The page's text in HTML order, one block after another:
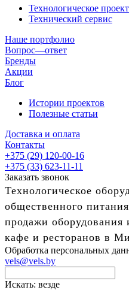
Технологическое
Технический сервис
Наше портфолио
Вопрос—ответ
Бренды
Акции
Блог
Истории проектов
Полезные статьи
Доставка и оплата
Контакты
+375 (29) 120-00-16
+375 (33) 623-11-11
Заказать звонок
Технологическое
общественного
продажи оборудования
кафе и ресторанов в
Обработка персональных
vels@vels.by
Искать: везде